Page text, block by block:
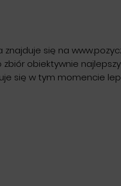
się na
obiektywnie
się w tym momencie